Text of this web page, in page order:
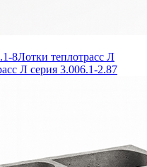
8Лотки теплотрасс Л
Л серия 3.006.1-2.87